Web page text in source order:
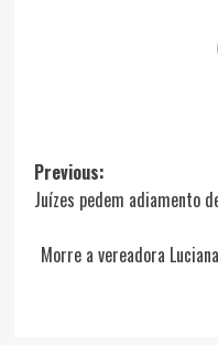
Post
navigation
Previous:
Juízes pedem adiamento
Morre a vereadora